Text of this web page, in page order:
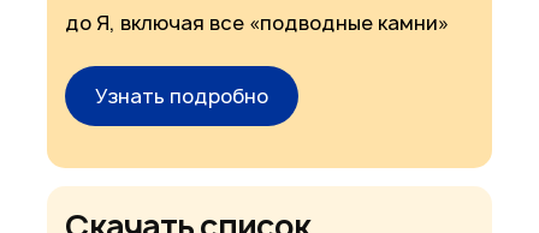
до Я, включая все «подводные камни»
Узнать подробно